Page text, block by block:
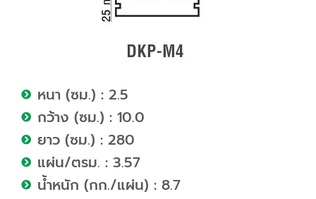
หนา (ซม.) : 2.5
กว้าง (ซม.) : 10.0
ยาว (ซม.) : 280
แผ่น/ตรม. : 3.57
น้ำหนัก (กก./แผ่น) : 8.7